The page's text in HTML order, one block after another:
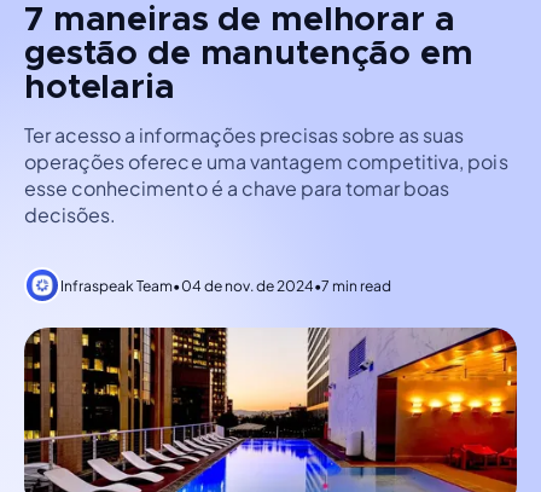
7 maneiras de melhorar a
gestão de manutenção em
hotelaria
Ter acesso a informações precisas sobre as suas
operações oferece uma vantagem competitiva, pois
esse conhecimento é a chave para tomar boas
decisões.
Infraspeak Team•04 de nov. de 2024•7 min read